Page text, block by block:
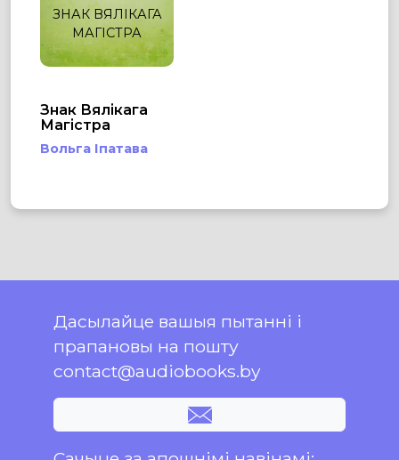
ЗНАК ВЯЛІКАГА
МАГІСТРА
Знак Вялікага
Магістра
Вольга Іпатава
Дасылайце вашыя пытанні і
прапановы на пошту
contact@audiobooks.by